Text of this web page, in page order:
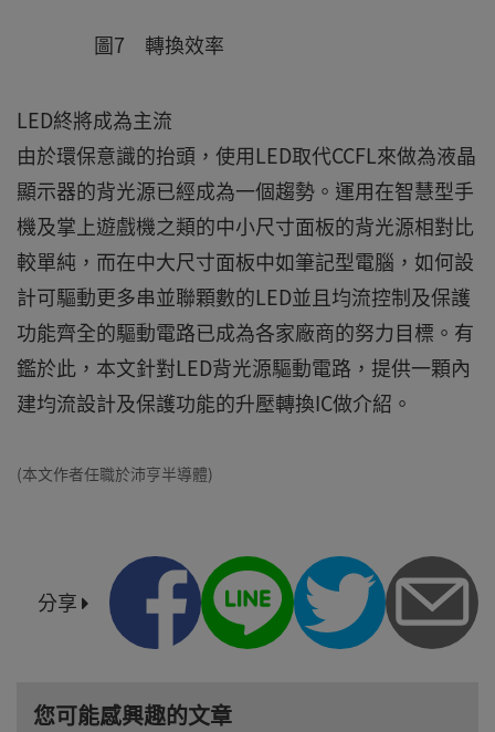
圖7 轉換效率
LED終將成為主流
由於環保意識的抬頭，使用LED取代CCFL來做為液晶
顯示器的背光源已經成為一個趨勢。運用在智慧型手
機及掌上遊戲機之類的中小尺寸面板的背光源相對比
較單純，而在中大尺寸面板中如筆記型電腦，如何設
計可驅動更多串並聯顆數的LED並且均流控制及保護
功能齊全的驅動電路已成為各家廠商的努力目標。有
鑑於此，本文針對LED背光源驅動電路，提供一顆內
建均流設計及保護功能的升壓轉換IC做介紹。
(本文作者任職於沛亨半導體)
分享
您可能感興趣的文章